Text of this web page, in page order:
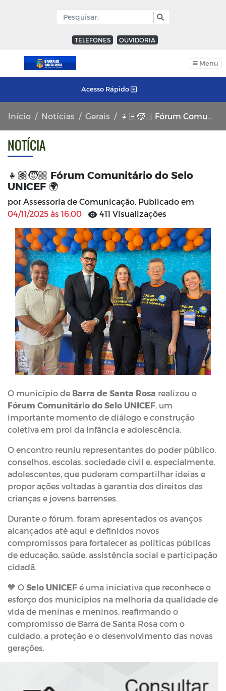
TELEFONES OUVIDORIA
Menu
Acesso Rápido
Início Notícias Gerais 👧🏽🧒🏼 Fórum Comunitário do Selo UNICEF 🌍
NOTÍCIA
👧🏽🧒🏼 Fórum Comunitário do Selo
UNICEF 🌍
por Assessoria de Comunicação. Publicado em
04/11/2025 às 16:00
411 Visualizações
O município de Barra de Santa Rosa realizou o
Fórum Comunitário do Selo UNICEF, um
importante momento de diálogo e construção
coletiva em prol da infância e adolescência.
O encontro reuniu representantes do poder público,
conselhos, escolas, sociedade civil e, especialmente,
adolescentes, que puderam compartilhar ideias e
propor ações voltadas à garantia dos direitos das
crianças e jovens barrenses.
Durante o fórum, foram apresentados os avanços
alcançados até aqui e definidos novos
compromissos para fortalecer as políticas públicas
de educação, saúde, assistência social e participação
cidadã.
💙 O Selo UNICEF é uma iniciativa que reconhece o
esforço dos municípios na melhoria da qualidade de
vida de meninas e meninos, reafirmando o
compromisso de Barra de Santa Rosa com o
cuidado, a proteção e o desenvolvimento das novas
gerações.